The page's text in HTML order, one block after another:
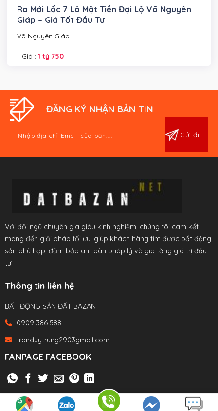
Ra Mới Lốc 7 Lô Mặt Tiền Đại Lộ Võ Nguyên
Giáp – Giá Tốt Đầu Tư
Võ Nguyên Giáp
Giá : 1 tỷ 750
ĐĂNG KÝ NHẬN BẢN TIN
Với đội ngũ chuyên gia giàu kinh nghiệm, chúng tôi cam kết
mang đến giải pháp tối ưu, giúp khách hàng tìm được bất động
sản phù hợp, đảm bảo an toàn pháp lý và gia tăng giá trị đầu
tư.
Thông tin liên hệ
BẤT ĐỘNG SẢN ĐẤT BAZAN
0909 386 588
tranduytrung2903gmail.com
FANPAGE FACEBOOK